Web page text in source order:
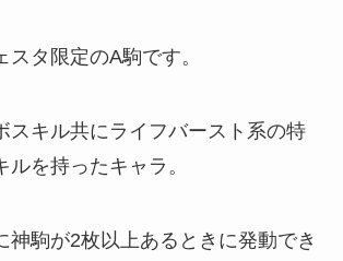
タ限定のA駒です。
スキル共にライフバースト系の特
を持ったキャラ。
神駒が2枚以上あるときに発動でき